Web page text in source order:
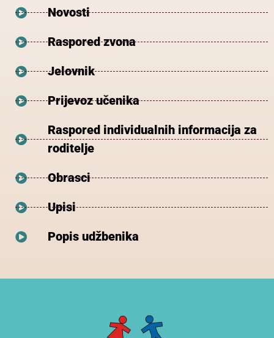
Novosti
Raspored zvona
Jelovnik
Prijevoz učenika
Raspored individualnih informacija za
roditelje
Obrasci
Upisi
Popis udžbenika